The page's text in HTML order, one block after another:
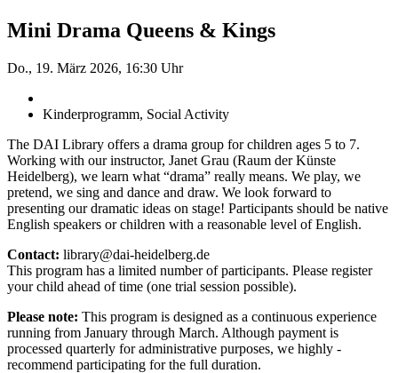
Mini Drama Queens & Kings
Do., 19. März 2026, 16:30 Uhr
Kinderprogramm, Social Activity
The DAI Library offers a drama group for children ages 5 to 7.
Working with our instructor, Janet Grau (Raum der Künste
Heidelberg), we learn what “drama” really means. We play, we
pretend, we sing and dance and draw. We look forward to
presenting our dramatic ideas on stage! Participants should be native
English speakers or children with a reasonable level of English.
Contact: library@dai-heidelberg.de
This program has a limited number of participants. Please register
your child ahead of time (one trial session ­possible).
Please note: This program is designed as a continuous ­experience
running from January through March. Although payment is
processed quarterly for administrative purposes, we highly ­
recommend participating for the full duration.